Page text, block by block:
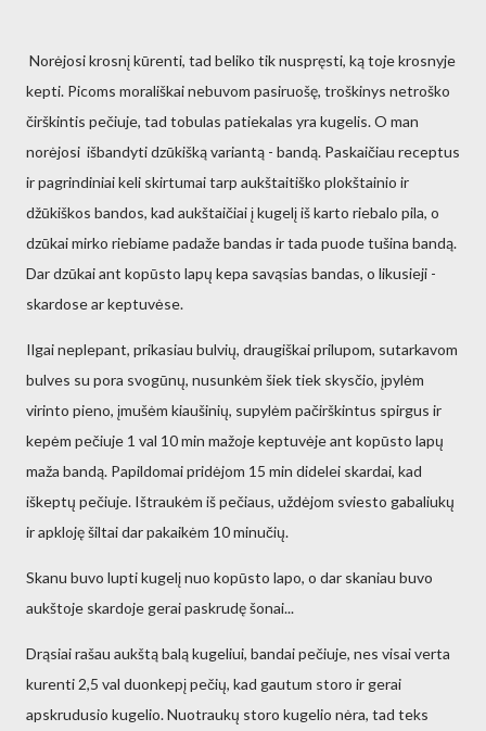
Norėjosi krosnį kūrenti, tad beliko tik nuspręsti, ką toje krosnyje
kepti. Picoms morališkai nebuvom pasiruošę, troškinys netroško
čirškintis pečiuje, tad tobulas patiekalas yra kugelis. O man
norėjosi išbandyti dzūkišką variantą - bandą. Paskaičiau receptus
ir pagrindiniai keli skirtumai tarp aukštaitiško plokštainio ir
džūkiškos bandos, kad aukštaičiai į kugelį iš karto riebalo pila, o
dzūkai mirko riebiame padaže bandas ir tada puode tušina bandą.
Dar dzūkai ant kopūsto lapų kepa savąsias bandas, o likusieji -
skardose ar keptuvėse.
Ilgai neplepant, prikasiau bulvių, draugiškai prilupom, sutarkavom
bulves su pora svogūnų, nusunkėm šiek tiek skysčio, įpylėm
virinto pieno, įmušėm kiaušinių, supylėm pačirškintus spirgus ir
kepėm pečiuje 1 val 10 min mažoje keptuvėje ant kopūsto lapų
maža bandą. Papildomai pridėjom 15 min didelei skardai, kad
iškeptų pečiuje. Ištraukėm iš pečiaus, uždėjom sviesto gabaliukų
ir apkloję šiltai dar pakaikėm 10 minučių.
Skanu buvo lupti kugelį nuo kopūsto lapo, o dar skaniau buvo
aukštoje skardoje gerai paskrudę šonai...
Drąsiai rašau aukštą balą kugeliui, bandai pečiuje, nes visai verta
kurenti 2,5 val duonkepį pečių, kad gautum storo ir gerai
apskrudusio kugelio. Nuotraukų storo kugelio nėra, tad teks